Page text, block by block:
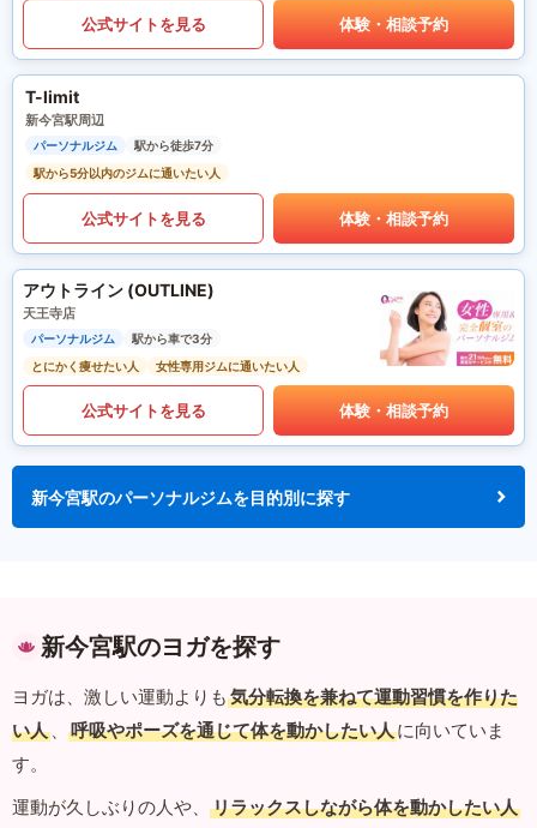
公式サイトを見る 体験・相談予約
T-limit
新今宮駅周辺
パーソナルジム
駅から徒歩7分
駅から5分以内のジムに通いたい人
公式サイトを見る 体験・相談予約
アウトライン (OUTLINE)
天王寺店
パーソナルジム
駅から車で3分
とにかく痩せたい人
女性専用ジムに通いたい人
公式サイトを見る 体験・相談予約
新今宮駅のパーソナルジムを目的別に探す
新今宮駅のヨガを探す
ヨガは、激しい運動よりも 気分転換を兼ねて運動習慣を作りた
い人 、 呼吸やポーズを通じて体を動かしたい人に向いていま
す。
運動が久しぶりの人や、
リラックスしながら体を動かしたい人